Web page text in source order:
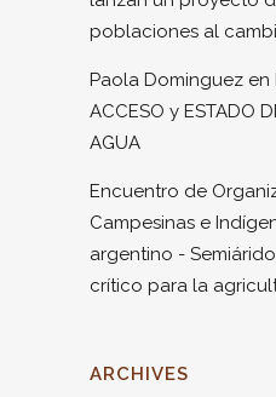
poblaciones al
Paola Dominguez en
ACCESO y ESTADO
AGUA
Encuentro de
Campesinas e
argentino -
crítico para la
ARCHIVES